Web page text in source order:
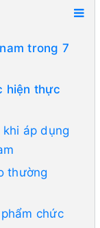
trong 7
hiện thực
khi áp dụng
thường
chức